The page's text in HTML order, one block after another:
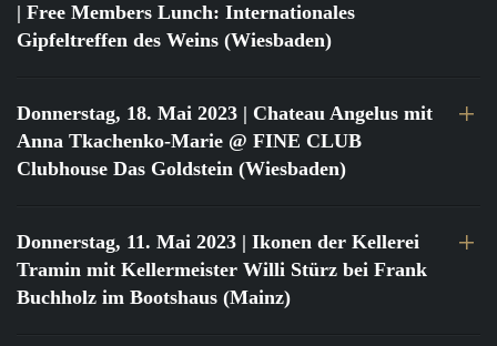
| Free Members Lunch: Internationales
Gipfeltreffen des Weins (Wiesbaden)
Donnerstag, 18. Mai 2023 | Chateau Angelus mit
Anna Tkachenko-Marie @ FINE CLUB
Clubhouse Das Goldstein (Wiesbaden)
Donnerstag, 11. Mai 2023 | Ikonen der Kellerei
Tramin mit Kellermeister Willi Stürz bei Frank
Buchholz im Bootshaus (Mainz)